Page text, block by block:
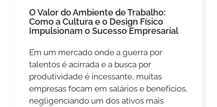
O Valor do Ambiente de Trabalho:
Como a Cultura e o Design Físico
Impulsionam o Sucesso Empresarial
Em um mercado onde a guerra por
talentos é acirrada e a busca por
produtividade é incessante, muitas
empresas focam em salários e benefícios,
negligenciando um dos ativos mais